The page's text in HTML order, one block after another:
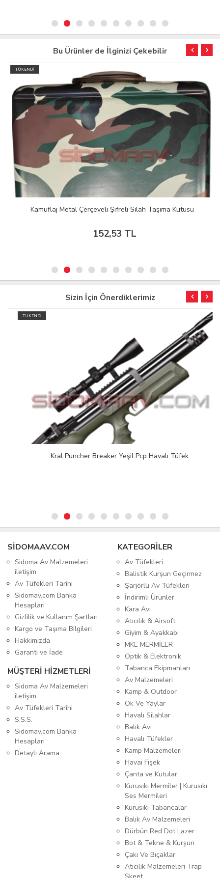
Bu Ürünler de İlginizi Çekebilir
TÜKENDİ
Kamuflaj Metal Çerçeveli Şifreli Silah Taşıma Kutusu
152,53 TL
Sizin İçin Önerdiklerimiz
TÜKENDİ
Kral Puncher Breaker Yeşil Pcp Havalı Tüfek
SIDOMAAV.COM
Sidoma Av Malzemeleri
iletişim
Av Tüfekleri Tarihi
Sidomav.com Banka
Hesapları
Gizlilik ve Kullanım Şartları
Kargo ve Taşıma Bilgileri
Hakkımızda
Garanti ve İade
MÜŞTERİ HİZMETLERİ
Sidoma Av Malzemeleri
iletişim
Av Tüfekleri Tarihi
S.S.S.
Sidomav.com Banka
Hesapları
Detaylı Arama
KATEGORİLER
Av Tüfekleri
Balistik Kurşun Geçirmez
Şarjörlü Av Tüfekleri
İndirimli Ürünler
Kara Avı
Atıcılık & Airsoft
Giyim & Ayakkabı
MKE MERMİLER
Optik & Elektronik
Tabanca Ekipmanları
Av Malzemeleri
Kamp & Outdoor
Ok Ve Yaylar
Havalı Silahlar
Balık Avı
Havalı Tüfekler
Kamp Malzemeleri
Havai Fişek
Çanta ve Kutular
Kurusıkı Mermiler | Kurusıkı
Ses Mermileri
Kurusıkı Tabancalar
Balık Av Malzemeleri
Dürbün Red Dot Lazer
Bot & Tekne & Kurşun
Çakı Ve Bıçaklar
Atıcılık Malzemeleri Trap